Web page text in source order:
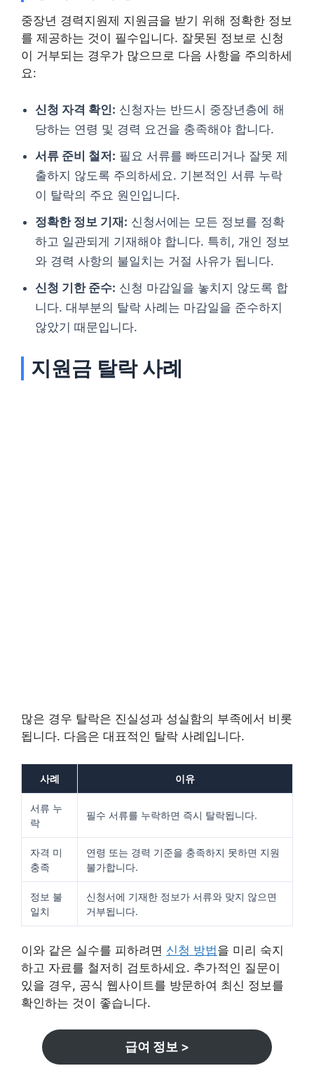
중장년 경력지원제 지원금을 받기 위해 정확한 정보
를 제공하는 것이 필수입니다. 잘못된 정보로 신청
이 거부되는 경우가 많으므로 다음 사항을 주의하세
요:
신청 자격 확인: 신청자는 반드시 중장년층에 해
당하는 연령 및 경력 요건을 충족해야 합니다.
서류 준비 철저: 필요 서류를 빠뜨리거나 잘못 제
출하지 않도록 주의하세요. 기본적인 서류 누락
이 탈락의 주요 원인입니다.
정확한 정보 기재: 신청서에는 모든 정보를 정확
하고 일관되게 기재해야 합니다. 특히, 개인 정보
와 경력 사항의 불일치는 거절 사유가 됩니다.
신청 기한 준수: 신청 마감일을 놓치지 않도록 합
니다. 대부분의 탈락 사례는 마감일을 준수하지
않았기 때문입니다.
지원금 탈락 사례
많은 경우 탈락은 진실성과 성실함의 부족에서 비롯
됩니다. 다음은 대표적인 탈락 사례입니다.
사례 이유
서류 누
락
필수 서류를 누락하면 즉시 탈락됩니다.
자격 미
충족
연령 또는 경력 기준을 충족하지 못하면 지원
불가합니다.
정보 불
일치
신청서에 기재한 정보가 서류와 맞지 않으면
거부됩니다.
이와 같은 실수를 피하려면 신청 방법을 미리 숙지
하고 자료를 철저히 검토하세요. 추가적인 질문이
있을 경우, 공식 웹사이트를 방문하여 최신 정보를
확인하는 것이 좋습니다.
급여 정보 >